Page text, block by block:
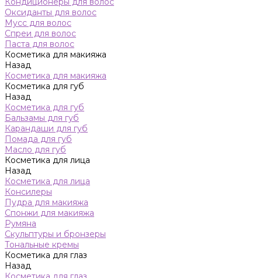
Оксиданты для волос
Мусс для волос
Спреи для волос
Паста для волос
Косметика для макияжа
Назад
Косметика для макияжа
Косметика для губ
Назад
Косметика для губ
Бальзамы для губ
Карандаши для губ
Помада для губ
Масло для губ
Косметика для лица
Назад
Косметика для лица
Консилеры
Пудра для макияжа
Спонжи для макияжа
Румяна
Скульптуры и бронзеры
Тональные кремы
Косметика для глаз
Назад